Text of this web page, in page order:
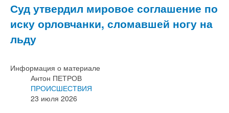
Суд утвердил мировое соглашение по
иску орловчанки, сломавшей ногу на
льду
Информация о материале
Антон ПЕТРОВ
ПРОИСШЕСТВИЯ
23 июля 2026